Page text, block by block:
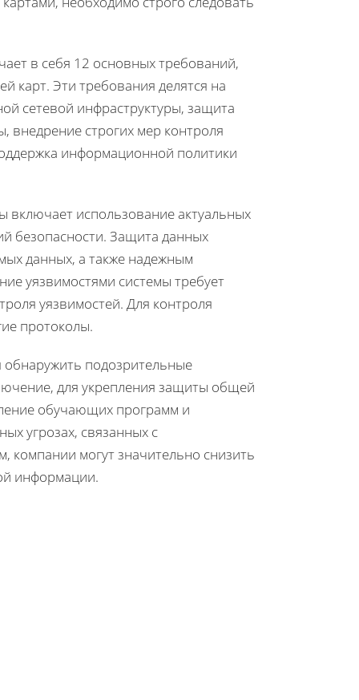
в себя 12 основных требований,
карт. Эти требования делятся на
сетевой инфраструктуры, защита
внедрение строгих мер контроля
информационной политики
включает использование актуальных
безопасности. Защита данных
данных, а также надежным
уязвимостями системы требует
уязвимостей. Для контроля
протоколы.
подозрительные
для укрепления защиты общей
обучающих программ и
угрозах, связанных с
могут значительно снизить
информации.